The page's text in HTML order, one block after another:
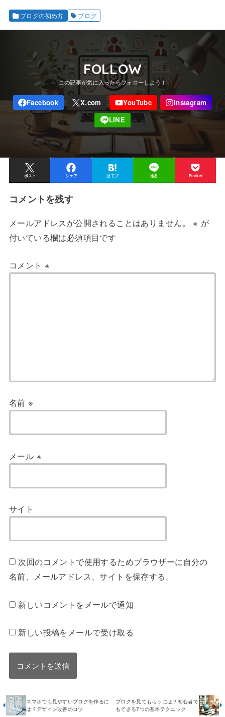
ブログの初め方 ブログ
FOLLOW
ポスト シェア はてブ 送る Pocket
コメントを残す
メールアドレスが公開されることはありません。 ※ が
付いている欄は必須項目です
コメント ※
名前※
メール ※
サイト
次回のコメントで使用するためブラウザーに自分の
名前、メールアドレス、サイトを保存する。
新しいコメントをメールで通知
新しい投稿をメールで受け取る
スマホでも見やすいブログを作るに
は？デザイン改善のコツ
ブログを見てもらうには？初心者で
もできる7つの基本テクニック